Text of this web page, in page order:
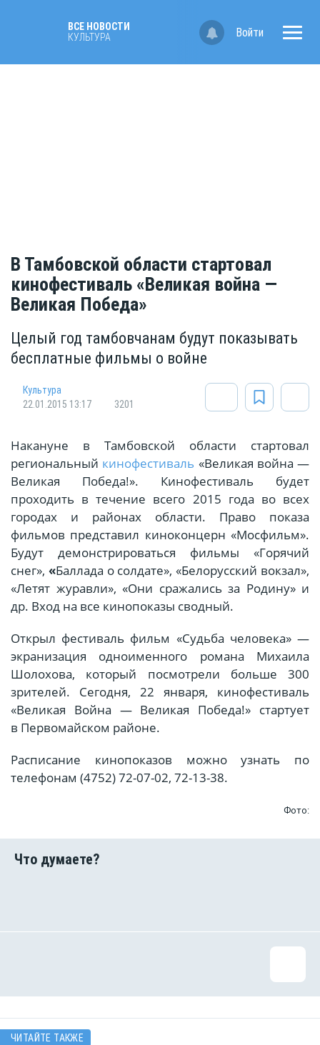
ВСЕ НОВОСТИ
КУЛЬТУРА
Войти
В Тамбовской области стартовал
кинофестиваль «Великая война —
Великая Победа»
Целый год тамбовчанам будут показывать
бесплатные фильмы о войне
Культура
22.01.2015 13:17
3201
Накануне в Тамбовской области стартовал
региональный кинофестиваль «Великая война —
Великая Победа!». Кинофестиваль будет
проходить в течение всего 2015 года во всех
городах и районах области. Право показа
фильмов представил киноконцерн «Мосфильм».
Будут демонстрироваться фильмы «Горячий
снег», «Баллада о солдате», «Белорусский вокзал»,
«Летят журавли», «Они сражались за Родину» и
др. Вход на все кинопоказы сводный.
Открыл фестиваль фильм «Судьба человека» —
экранизация одноименного романа Михаила
Шолохова, который посмотрели больше 300
зрителей. Сегодня, 22 января, кинофестиваль
«Великая Война — Великая Победа!» стартует
в Первомайском районе.
Расписание кинопоказов можно узнать по
телефонам (4752) 72-07-02, 72-13-38.
Фото:
ЧИТАЙТЕ ТАКЖЕ